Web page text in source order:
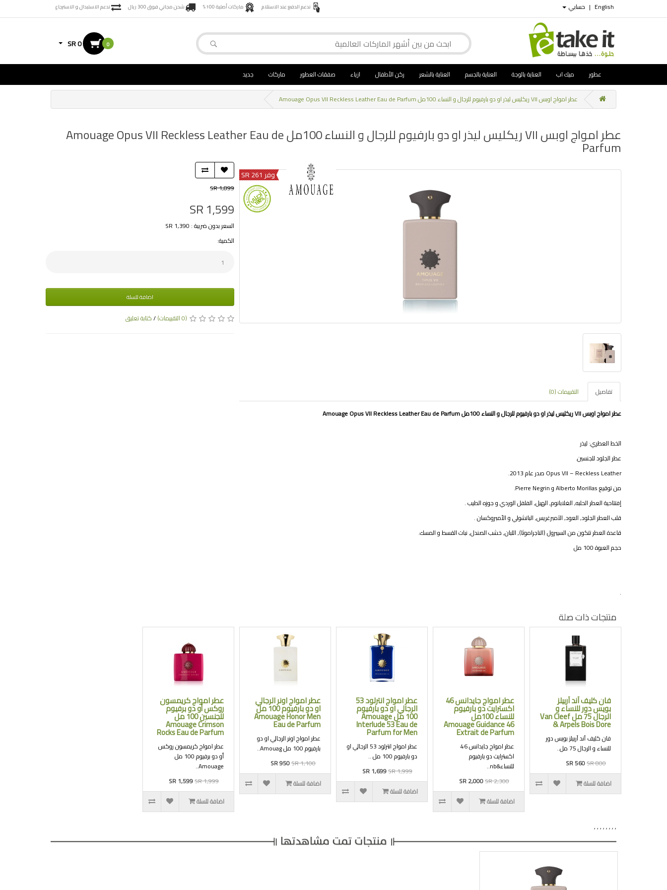
English
| حسابي ندعم الدفع عند الاستلام ماركات أصلية 100% شحن مجاني فوق 300 ريال ندعم الاستبدال و الاسترجاع
0
SR 0
عطور ميك اب العناية بالوجة العناية بالجسم العناية بالشعر ركن الأطفال ازياء صفقات العطور ماركات جديد
عطر امواج اوبس VII ريكليس ليذر او دو بارفيوم للرجال و النساء 100مل Amouage Opus VII Reckless Leather Eau de Parfum
عطر امواج اوبس VII ريكليس ليذر او دو بارفيوم للرجال و النساء 100مل Amouage Opus VII Reckless Leather Eau de
Parfum
وفر 261 SR
تفاصيل
التقييمات (0)
عطر امواج اوبس VII ريكليس ليذر او دو بارفيوم للرجال و النساء 100مل Amouage Opus VII Reckless Leather Eau de Parfum
الخط العطري: ليذر
عطر الجلود للجنسين.
Opus VII – Reckless Leather صدر عام 2013.
من توقيع Alberto Morillas و Pierre Negrin.
إفتتاحية العطر الحلبه, الغلابانوم, الهيل, الفلفل الوردي و جوزه الطيب .
قلب العطر الجلود, العود, الآمبرغريس, الباتشولي و الأمبروكسان .
قاعدة العطر تتكون من السيبرول (الناجراموثا), اللبان, خشب الصندل, نبات القسط و المسك.
حجم العبوة 100 مل
.
SR 1,899
SR 1,599
السعر بدون ضريبة : SR 1,390
الكمية:
اضافة للسلة
(0 التقييمات) /كتابة تعليق
منتجات ذات صلة
فان كليف آند آربيلز
بويس دور للنساء و
الرجال 75 مل Van Cleef
& Arpels Bois Dore
فان كليف آند آربيلز بويس دور
للنساء و الرجال 75 مل..
SR 560SR 800
اضافة للسلة
عطر امواج جايدانس 46
اكسترايت دو بارفيوم
للنساء 100مل
Amouage Guidance 46
Extrait de Parfum
عطر امواج جايدانس 46
اكسترايت دو بارفيوم
للنساء&nb..
SR 2,000SR 2,300
اضافة للسلة
عطر امواج انترلود 53
الرجالي او دو بارفيوم
100 مل Amouage
Interlude 53 Eau de
Parfum for Men
عطر امواج انترلود 53 الرجالي او
دو بارفيوم 100 مل ..
SR 1,699SR 1,999
اضافة للسلة
عطر امواج اونر الرجالي
او دو بارفيوم 100 مل
Amouage Honor Men
Eau de Parfum
عطر امواج اونر الرجالي او دو
بارفيوم 100 مل Amouag..
SR 950SR 1,100
اضافة للسلة
عطر امواج كريمسون
روكس أو دو برفيوم
للجنسين 100 مل
Amouage Crimson
Rocks Eau de Parfum
عطر امواج كريمسون روكس
أو دو برفيوم 100 مل
Amouage..
SR 1,599SR 1,999
اضافة للسلة
,
,
,
,
,
,
,
,